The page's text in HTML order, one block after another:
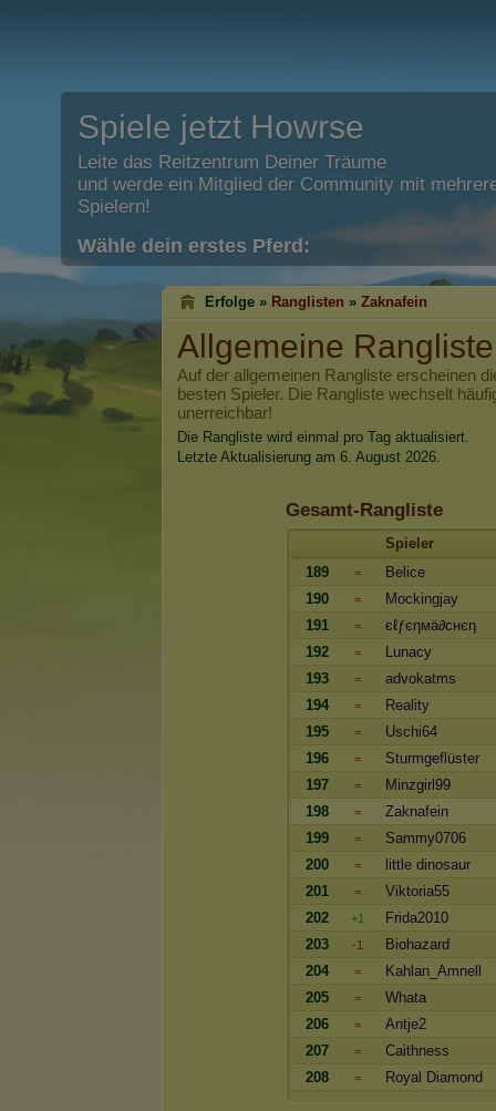
Spiele jetzt Howrse
Leite das Reitzentrum Deiner Träume
und werde ein Mitglied der Community mit
Spielern!
Wähle dein erstes Pferd:
Erfolge » Ranglisten » Zaknafein
Allgemeine
Auf der allgemeinen Rangliste erscheinen
besten Spieler. Die Rangliste wechselt
unerreichbar!
Die Rangliste wird einmal pro Tag aktualisiert.
Letzte Aktualisierung am 6. August 2026.
Gesamt-Rangliste
Spieler
189
=
Belice
190
=
Mockingjay
191
=
єℓƒєηмä∂cнєη
192
=
Lunacy
193
=
advokatms
194
=
Reality
195
=
Uschi64
196
=
Sturmgeflüster
197
=
Minzgirl99
198
=
Zaknafein
199
=
Sammy0706
200
=
little dinosaur
201
=
Viktoria55
202
+1
Frida2010
203
-1
Biohazard
204
=
Kahlan_Amnell
205
=
Whata
206
=
Antje2
207
=
Caithness
208
= Royal Diamond